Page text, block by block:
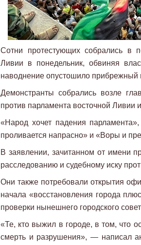
Сотни протестующих собрались в
Ливии в понедельник, обвиняя
наводнение опустошило прибрежный
Демонстранты собрались возле
против парламента восточной Ливии
«Народ хочет падения
проливается напрасно» и «Воры и
В заявлении, зачитанном от имени
расследованию и судебному иску
Они также потребовали открытия
начала «восстановления города
проверки нынешнего городского
«Те, кто выжил в городе, в том, что
смерть и разрушения», — написал